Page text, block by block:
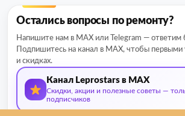
Остались вопросы по ремонту?
Напишите нам в MAX или Telegram — ответим
Подпишитесь на канал в MAX, чтобы первыми
и скидках.
Канал Leprostars в MAX
Скидки, акции и полезные советы —
подписчиков